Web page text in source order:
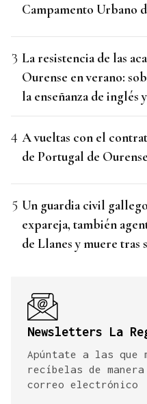
Campamento Urbano
La resistencia de las
Ourense en verano:
la enseñanza de inglés
A vueltas con el
de Portugal de Ourense
Un guardia civil
expareja, también
de Llanes y muere tras
Newsletters La
Apúntate a las que
recíbelas de
correo electrónico